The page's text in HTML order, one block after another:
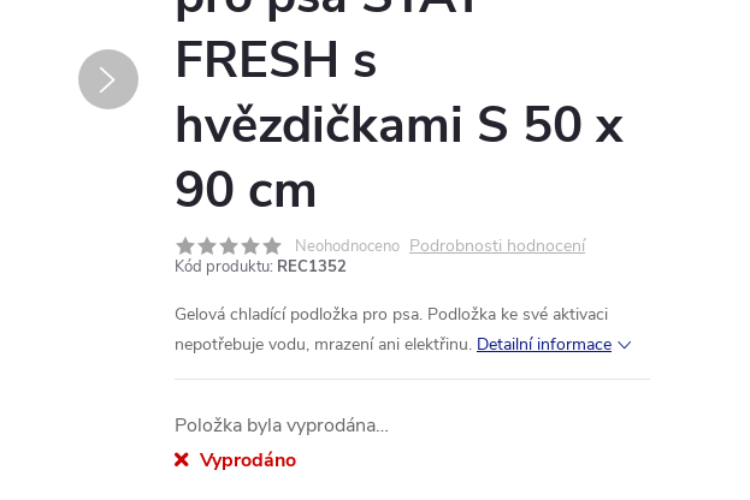
FRESH s
hvězdičkami S 50 x
90 cm
Neohodnoceno Podrobnosti hodnocení
Kód produktu: REC1352
Gelová chladící podložka pro psa. Podložka ke své aktivaci
nepotřebuje vodu, mrazení ani elektřinu. Detailní informace
Položka byla vyprodána…
Vyprodáno